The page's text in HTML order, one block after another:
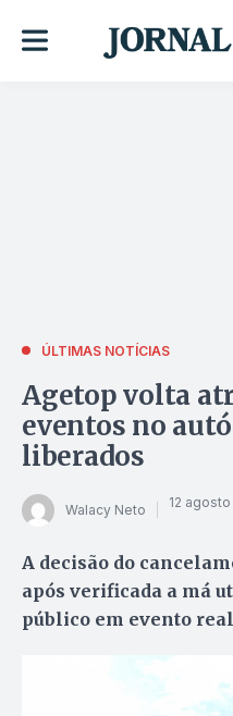
ÚLTIMAS NOTÍCIAS
Agetop volta
eventos no
liberados
Walacy Neto 12
A decisão do
após verificada a má
público em evento